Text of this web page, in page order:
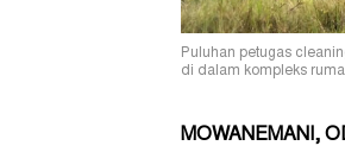
Puluhan petugas
di dalam kompleks
MOWANEMANI,